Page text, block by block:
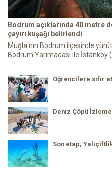
Bodrum açıklarında 40 metre
çayırı kuşağı belirlendi
Muğla'nın Bodrum ilçesinde
Bodrum Yarımadası ile İstanköy
Öğrencilere sıfır
Deniz Çöpü İzleme
Son etap,